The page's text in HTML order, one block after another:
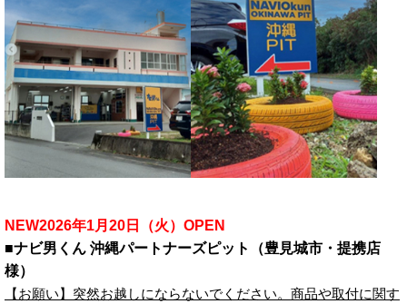
NEW2026年1月20日（火）OPEN
■ナビ男くん 沖縄パートナーズピット（豊見城市・提携店
様）
【お願い】突然お越しにならないでください。商品や取付に関す